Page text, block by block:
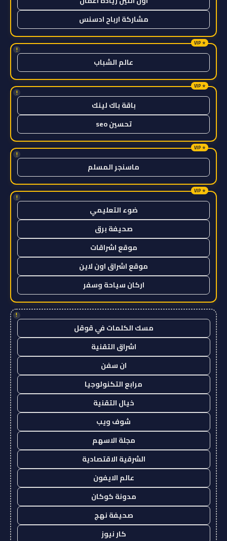
مشاركة ارباح ادسنس
!
عالم الشباب
!
باقة باك لينك
تحسين seo
!
ماسنجر المسلم
!
ضوء التعليمي
صحيفة برق
موقع اشراقات
موقع اشراق اون لاين
اركان سياحة وسفر
!
مسك الكلمات في قوقل
اشراق التقنية
ان سفن
مرابع التكنولوجيا
خيال التقنية
شوف ويب
مجلة الاسهم
الشرقية الاقتصادية
عالم الايفون
مدونة كوكان
صحيفة نهج
كار نيوز